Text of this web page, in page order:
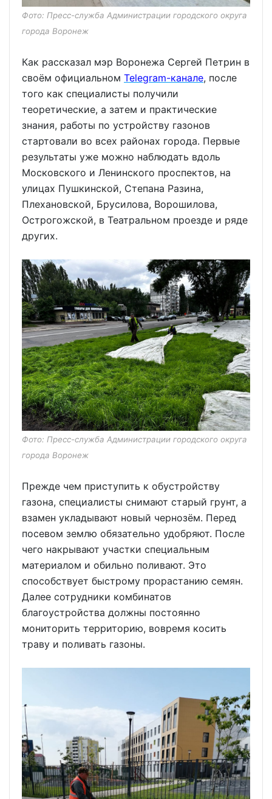
Фото: Пресс-служба Администрации городского округа
города Воронеж
Как рассказал мэр Воронежа Сергей Петрин в
своём официальном Telegram-канале, после
того как специалисты получили
теоретические, а затем и практические
знания, работы по устройству газонов
стартовали во всех районах города. Первые
результаты уже можно наблюдать вдоль
Московского и Ленинского проспектов, на
улицах Пушкинской, Степана Разина,
Плехановской, Брусилова, Ворошилова,
Острогожской, в Театральном проезде и ряде
других.
Фото: Пресс-служба Администрации городского округа
города Воронеж
Прежде чем приступить к обустройству
газона, специалисты снимают старый грунт, а
взамен укладывают новый чернозём. Перед
посевом землю обязательно удобряют. После
чего накрывают участки специальным
материалом и обильно поливают. Это
способствует быстрому прорастанию семян.
Далее сотрудники комбинатов
благоустройства должны постоянно
мониторить территорию, вовремя косить
траву и поливать газоны.